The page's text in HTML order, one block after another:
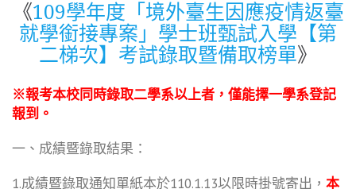
《109學年度「境外臺生因應疫情返臺
就學銜接專案」學士班甄試入學【第
二梯次】考試錄取暨備取榜單》
※報考本校同時錄取二學系以上者，僅能擇一學系登記
報到。
一、成績暨錄取結果：
1.成績暨錄取通知單紙本於110.1.13以限時掛號寄出， 本